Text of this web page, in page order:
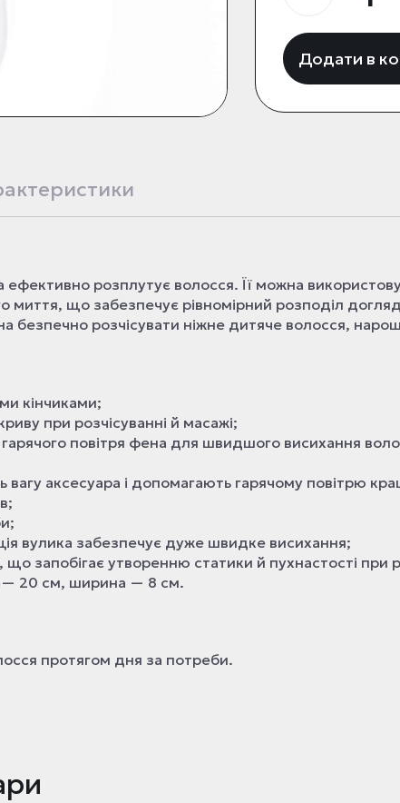
Додати в
ефективно розплутує волосся. Її можна
миття, що забезпечує рівномірний розподіл
розчісувати ніжне дитяче волосся,
кінчиками;
при розчісуванні й масажі;
повітря фена для швидшого висихання
вагу аксесуара і допомагають гарячому повітрю
вулика забезпечує дуже швидке висихання;
запобігає утворенню статики й пухнастості при
— 20 см, ширина — 8 см.
протягом дня за потреби.